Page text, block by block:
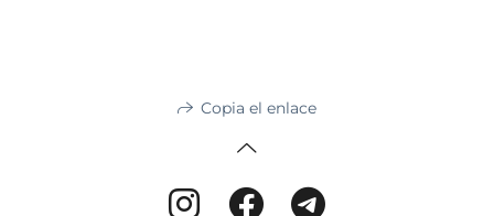
Copia el enlace